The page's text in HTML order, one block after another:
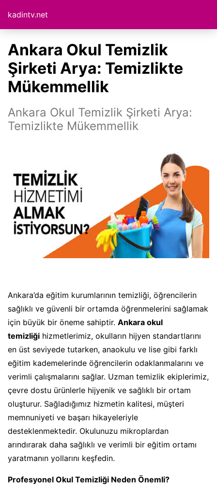
kadintv.net
Ankara Okul Temizlik
Şirketi Arya: Temizlikte
Mükemmellik
Ankara Okul Temizlik Şirketi Arya:
Temizlikte Mükemmellik
Ankara’da eğitim kurumlarının temizliği, öğrencilerin
sağlıklı ve güvenli bir ortamda öğrenmelerini sağlamak
için büyük bir öneme sahiptir. Ankara okul
temizliği hizmetlerimiz, okulların hijyen standartlarını
en üst seviyede tutarken, anaokulu ve lise gibi farklı
eğitim kademelerinde öğrencilerin odaklanmalarını ve
verimli çalışmalarını sağlar. Uzman temizlik ekiplerimiz,
çevre dostu ürünlerle hijyenik ve sağlıklı bir ortam
oluşturur. Sağladığımız hizmetin kalitesi, müşteri
memnuniyeti ve başarı hikayeleriyle
desteklenmektedir. Okulunuzu mikroplardan
arındırarak daha sağlıklı ve verimli bir eğitim ortamı
yaratmanın yollarını keşfedin.
Profesyonel Okul Temizliği Neden Önemli?